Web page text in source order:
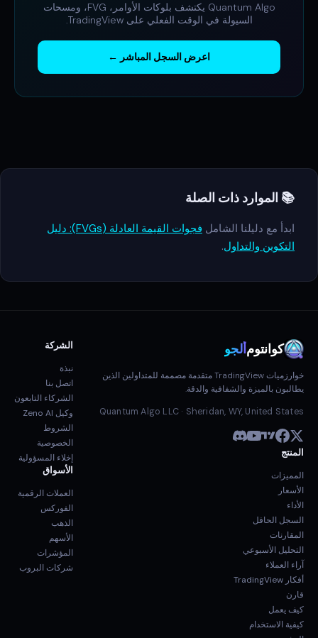
Quantum Algo يكتشف بلوكات الأوامر، FVG، ومسحات
السيولة في الوقت الفعلي على TradingView.
اعرض السجل المباشر ←
📚 الموارد ذات الصلة
ابدأ مع دليلنا الشامل
فجوات القيمة العادلة (FVGs): دليل
التكوين والتداول.
كوانتومألجو
خوارزميات TradingView متقدمة مصممة للمتداولين الذين
يطالبون بالميزة والشفافية والدقة.
Quantum Algo LLC · Sheridan, WY, United States
المنتج
المميزات
الأسعار
الأداء
السجل الحافل
المقارنات
التحليل الأسبوعي
آراء العملاء
أفكار TradingView
قارن
كيف يعمل
كيفية الاستخدام
الشركة
نبذة
اتصل بنا
الشركاء التابعون
وكيل Zeno AI
الشروط
الخصوصية
إخلاء المسؤولية
الأسواق
العملات الرقمية
الفوركس
الذهب
الأسهم
المؤشرات
شركات البروب